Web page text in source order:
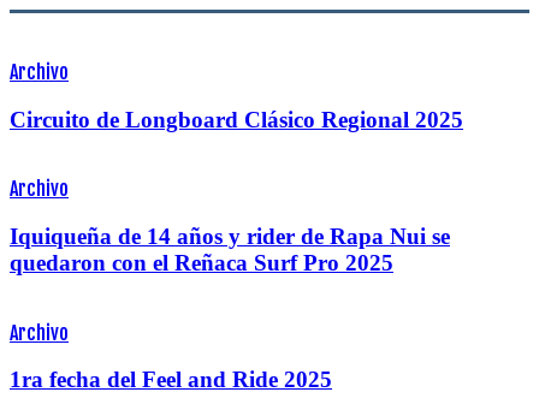
Archivo
Circuito de Longboard Clásico Regional 2025
Archivo
Iquiqueña de 14 años y rider de Rapa Nui se
quedaron con el Reñaca Surf Pro 2025
Archivo
1ra fecha del Feel and Ride 2025